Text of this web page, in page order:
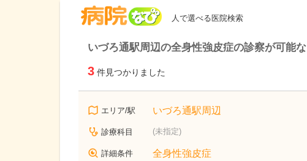
人で選べる医院検索
いづろ通駅周辺の全身性強皮症の診察が可能な
3 件見つかりました
エリア/駅 いづろ通駅周辺
診療科目 (未指定)
詳細条件 全身性強皮症